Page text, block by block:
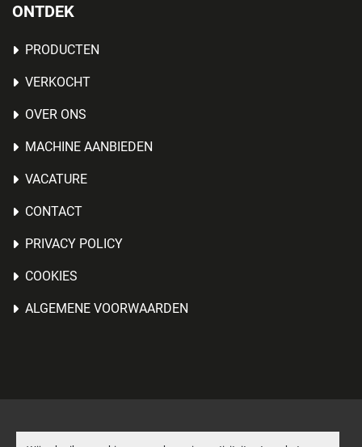
ONTDEK
PRODUCTEN
VERKOCHT
OVER ONS
MACHINE AANBIEDEN
VACATURE
CONTACT
PRIVACY POLICY
COOKIES
ALGEMENE VOORWAARDEN